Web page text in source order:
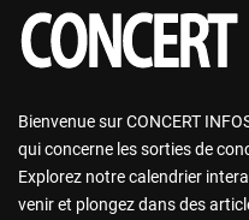
Bienvenue sur CONCERT
qui concerne les sorties de
Explorez notre calendrier
venir et plongez dans des